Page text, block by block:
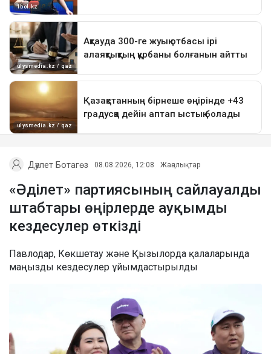
Дәулет Ботагөз 08.08.2026, 12:08 Жаңалықтар
«Әділет» партиясының сайлауалды
штабтары өңірлерде ауқымды
кездесулер өткізді
Павлодар, Көкшетау және Қызылорда қалаларында
маңызды кездесулер ұйымдастырылды